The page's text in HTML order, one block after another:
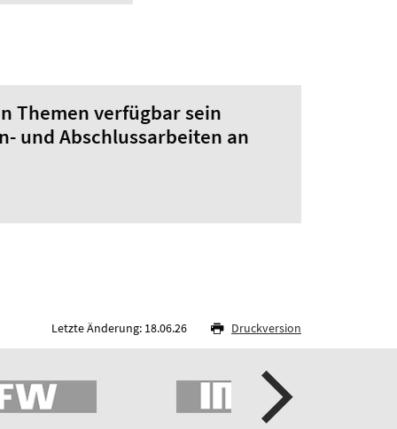
Themen verfügbar sein
und Abschlussarbeiten an
Letzte Änderung: 18.06.26 Druckversion